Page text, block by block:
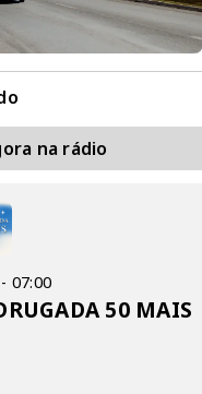
na rádio
07:00
50 MAIS